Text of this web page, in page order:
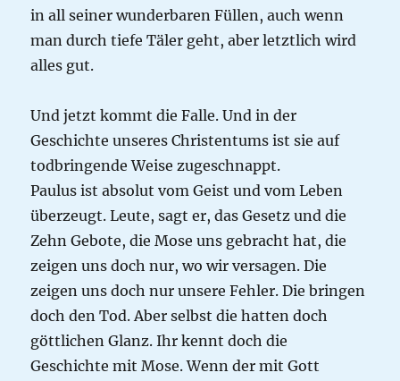
in all seiner wunderbaren Füllen, auch wenn
man durch tiefe Täler geht, aber letztlich wird
alles gut.
Und jetzt kommt die Falle. Und in der
Geschichte unseres Christentums ist sie auf
todbringende Weise zugeschnappt.
Paulus ist absolut vom Geist und vom Leben
überzeugt. Leute, sagt er, das Gesetz und die
Zehn Gebote, die Mose uns gebracht hat, die
zeigen uns doch nur, wo wir versagen. Die
zeigen uns doch nur unsere Fehler. Die bringen
doch den Tod. Aber selbst die hatten doch
göttlichen Glanz. Ihr kennt doch die
Geschichte mit Mose. Wenn der mit Gott